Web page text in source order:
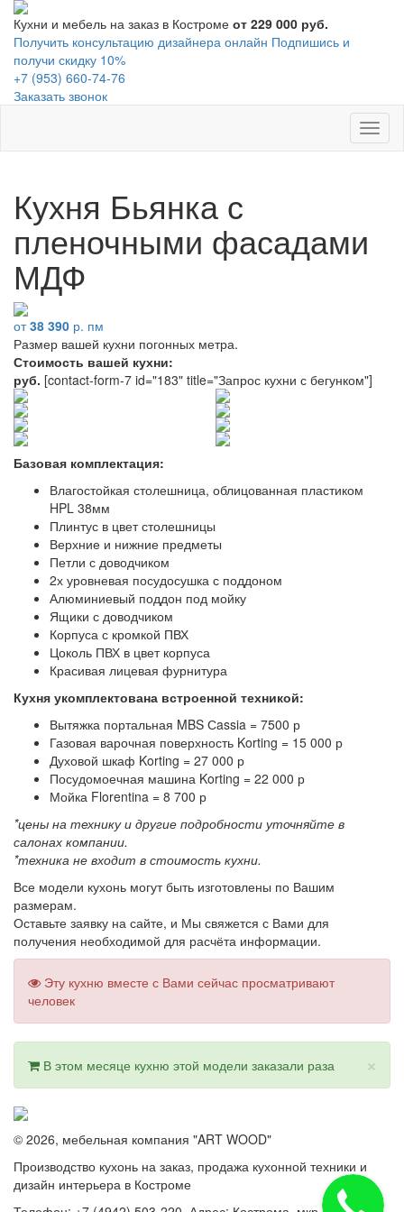
Кухни и мебель на заказ в Костроме от 229 000 руб.
Получить консультацию дизайнера онлайн Подпишись и
получи скидку 10%
+7 (953) 660-74-76
Заказать звонок
Кухня Бьянка с
пленочными фасадами
МДФ
от38 390 р. пм
Размер вашей кухни погонных метра.
Стоимость вашей кухни:
руб. [contact-form-7 id="183" title="Запрос кухни с бегунком"]
Базовая комплектация:
Влагостойкая столешница, облицованная пластиком
HPL 38мм
Плинтус в цвет столешницы
Верхние и нижние предметы
Петли с доводчиком
2х уровневая посудосушка с поддоном
Алюминиевый поддон под мойку
Ящики с доводчиком
Корпуса с кромкой ПВХ
Цоколь ПВХ в цвет корпуса
Красивая лицевая фурнитура
Кухня укомплектована встроенной техникой:
Вытяжка портальная MBS Сassia = 7500 р
Газовая варочная поверхность Korting = 15 000 р
Духовой шкаф Korting = 27 000 р
Посудомоечная машина Korting = 22 000 р
Мойка Florentina = 8 700 р
*цены на технику и другие подробности уточняйте в
салонах компании.
*техника не входит в стоимость кухни.
Все модели кухонь могут быть изготовлены по Вашим
размерам.
Оставьте заявку на сайте, и Мы свяжется с Вами для
получения необходимой для расчёта информации.
Эту кухню вместе с Вами сейчас просматривают
человек
×
В этом месяце кухню этой модели заказали раза
© 2026, мебельная компания "ART WOOD"
Производство кухонь на заказ, продажа кухонной техники и
дизайн интерьера в Костроме